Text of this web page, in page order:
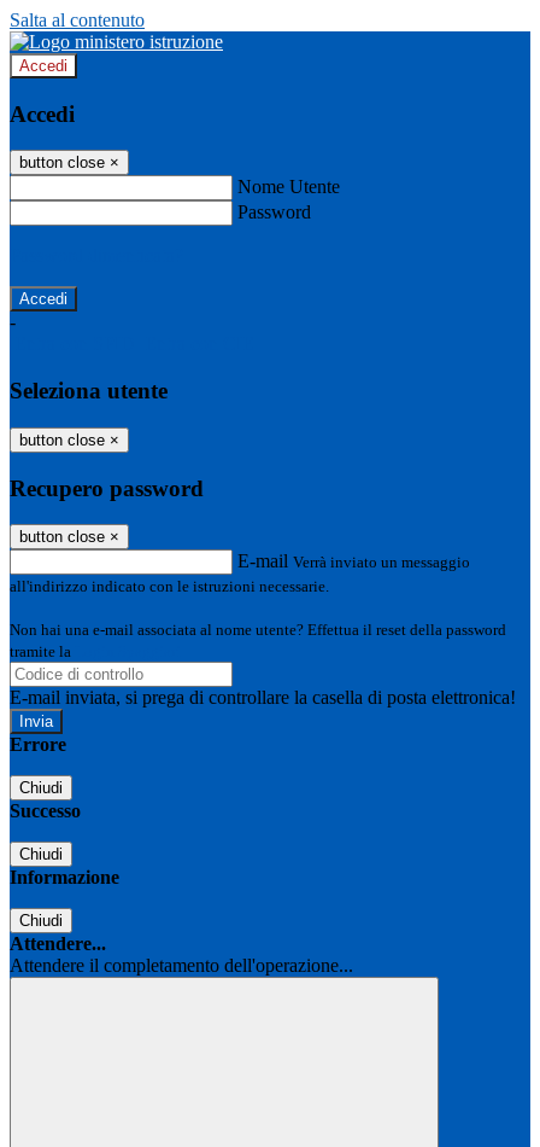
Salta al contenuto
Accedi
Accedi
button close ×
Nome Utente
Password
-
Seleziona utente
button close ×
Recupero password
button close ×
E-mail Verrà inviato un messaggio
all'indirizzo indicato con le istruzioni necessarie.
Non hai una e-mail associata al nome utente? Effettua il reset della password
tramite la
E-mail inviata, si prega di controllare la casella di posta elettronica!
Errore
Chiudi
Successo
Chiudi
Informazione
Chiudi
Attendere...
Attendere il completamento dell'operazione...